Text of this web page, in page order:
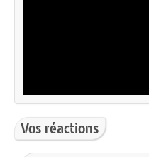
Vos réactions